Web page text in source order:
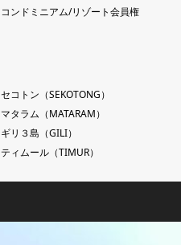
コンドミニアム/リゾート会員権
セコトン（SEKOTONG）
マタラム（MATARAM）
ギリ３島（GILI）
ティムール（TIMUR）